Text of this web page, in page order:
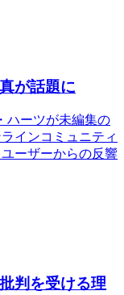
が話題に
ハーツが未編集の
インコミュニティ
ーザーからの反響
判を受ける理